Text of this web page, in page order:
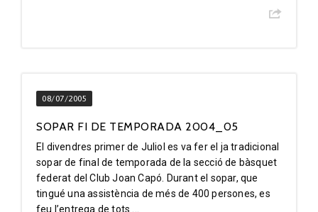
08/07/2005
SOPAR FI DE TEMPORADA 2004_05
El divendres primer de Juliol es va fer el ja tradicional
sopar de final de temporada de la secció de bàsquet
federat del Club Joan Capó. Durant el sopar, que
tingué una assistència de més de 400 persones, es
feu l’entrega de tots ...